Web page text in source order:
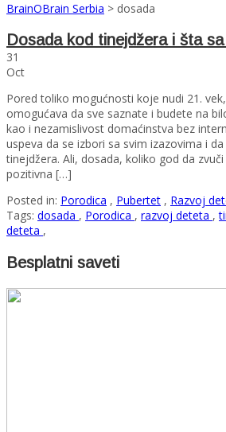
BrainOBrain Serbia > dosada
Dosada kod tinejdžera i šta
31
Oct
Pored toliko mogućnosti koje nudi 21.
omogućava da sve saznate i budete na
kao i nezamislivost domaćinstva bez
uspeva da se izbori sa svim izazovima i
tinejdžera. Ali, dosada, koliko god da
pozitivna […]
Posted in: Porodica , Pubertet , Razvoj
Tags: dosada , Porodica , razvoj deteta ,
deteta ,
Besplatni saveti